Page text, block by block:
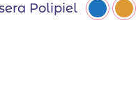
Polipiel